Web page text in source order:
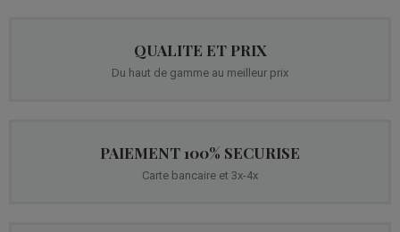
QUALITE ET PRIX
Du haut de gamme au meilleur prix
PAIEMENT 100% SECURISE
Carte bancaire et 3x-4x